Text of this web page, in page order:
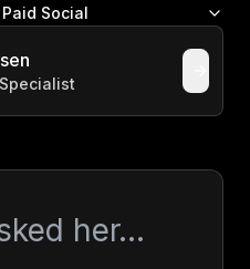
Paid Social